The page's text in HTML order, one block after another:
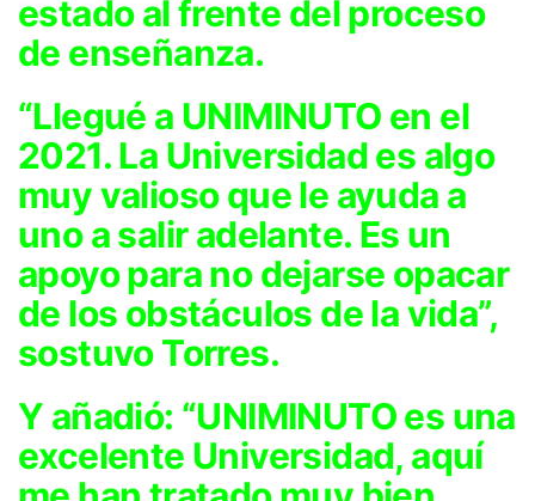
estado al frente del proceso
de enseñanza.
“Llegué a UNIMINUTO en el
2021. La Universidad es algo
muy valioso que le ayuda a
uno a salir adelante. Es un
apoyo para no dejarse opacar
de los obstáculos de la vida”,
sostuvo Torres.
Y añadió: “UNIMINUTO es una
excelente Universidad, aquí